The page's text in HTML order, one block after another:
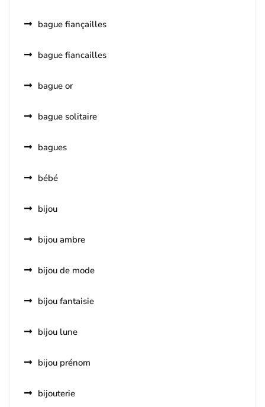
bague fiançailles
bague fiancailles
bague or
bague solitaire
bagues
bébé
bijou
bijou ambre
bijou de mode
bijou fantaisie
bijou lune
bijou prénom
bijouterie